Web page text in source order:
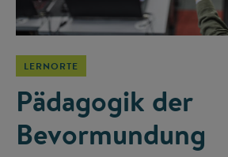
LERNORTE
Pädagogik der
Bevormundung